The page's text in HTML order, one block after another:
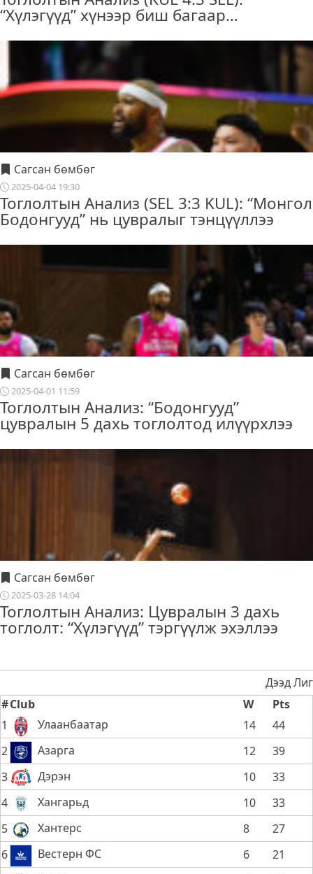
“Хүлэгүүд” хүнээр биш багаар…
Сагсан бөмбөг
2025-04-04 19:30
Тоглолтын Анализ (SEL 3:3 KUL): “Монгол
Бодонгууд” нь цувралыг тэнцүүллээ
Сагсан бөмбөг
2025-04-01 11:59
Тоглолтын Анализ: “Бодонгууд”
цувралын 5 дахь тоглолтод илүүрхлээ
Сагсан бөмбөг
2025-03-28 14:04
Тоглолтын Анализ: Цувралын 3 дахь
тоглолт: “Хүлэгүүд” тэргүүлж эхэллээ
Дээд Лиг
#Club W
Pts
1
Улаанбаатар 14
44
2
Азарга 12
39
3
Дэрэн 10
33
4
Хангарьд 10
33
5
Хантерс 8
27
6
Вестерн ФС 6
21